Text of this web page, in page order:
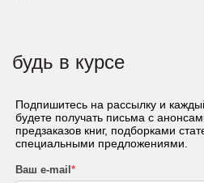
будь в курсе
Подпишитесь на рассылку и
будете получать письма с
предзаказов книг, подборками
специальными предложениями.
Ваш e-mail *